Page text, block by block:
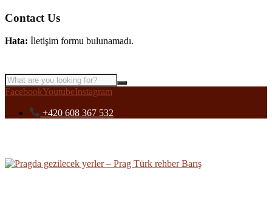
Contact Us
Hata: İletişim formu bulunamadı.
FacebookYoutubeInstagram
+420 608 367 532